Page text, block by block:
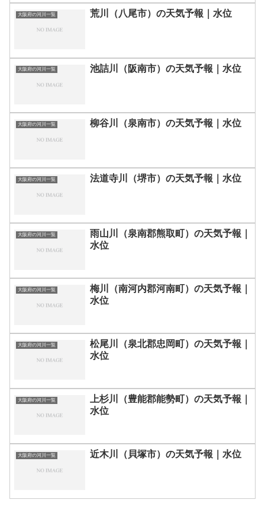
大阪府の河川一覧 荒川（八尾市）の天気予報｜水位
大阪府の河川一覧 池詰川（阪南市）の天気予報｜水位
大阪府の河川一覧 柳谷川（泉南市）の天気予報｜水位
大阪府の河川一覧 法道寺川（堺市）の天気予報｜水位
大阪府の河川一覧
雨山川（泉南郡熊取町）の天気予報｜
水位
大阪府の河川一覧
梅川（南河内郡河南町）の天気予報｜
水位
大阪府の河川一覧
松尾川（泉北郡忠岡町）の天気予報｜
水位
大阪府の河川一覧
上杉川（豊能郡能勢町）の天気予報｜
水位
大阪府の河川一覧 近木川（貝塚市）の天気予報｜水位